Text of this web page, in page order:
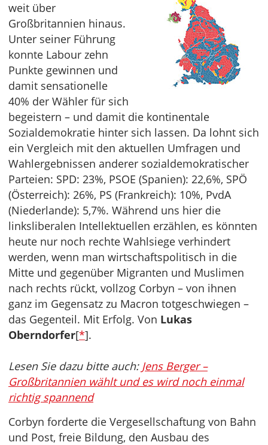
weit über
Großbritannien hinaus.
Unter seiner Führung
konnte Labour zehn
Punkte gewinnen und
damit sensationelle
40% der Wähler für sich
begeistern – und damit die kontinentale
Sozialdemokratie hinter sich lassen. Da lohnt sich
ein Vergleich mit den aktuellen Umfragen und
Wahlergebnissen anderer sozialdemokratischer
Parteien: SPD: 23%, PSOE (Spanien): 22,6%, SPÖ
(Österreich): 26%, PS (Frankreich): 10%, PvdA
(Niederlande): 5,7%. Während uns hier die
linksliberalen Intellektuellen erzählen, es könnten
heute nur noch rechte Wahlsiege verhindert
werden, wenn man wirtschaftspolitisch in die
Mitte und gegenüber Migranten und Muslimen
nach rechts rückt, vollzog Corbyn – von ihnen
ganz im Gegensatz zu Macron totgeschwiegen –
das Gegenteil. Mit Erfolg. Von Lukas
Oberndorfer[*].
Lesen Sie dazu bitte auch: Jens Berger –
Großbritannien wählt und es wird noch einmal
richtig spannend
Corbyn forderte die Vergesellschaftung von Bahn
und Post, freie Bildung, den Ausbau des